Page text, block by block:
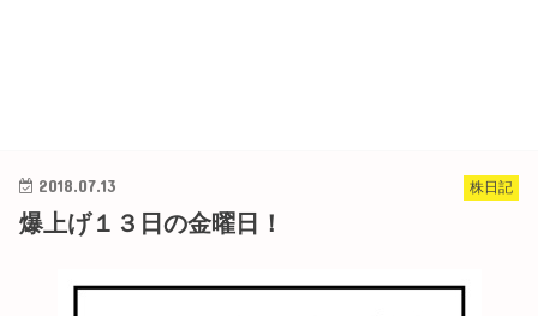
株日記
2018.07.13
爆上げ１３日の金曜日！